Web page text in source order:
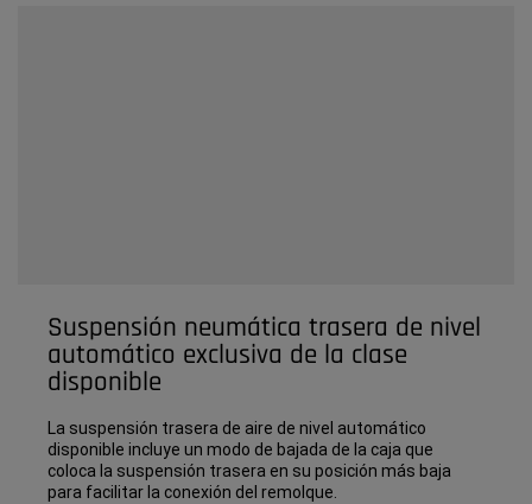
Suspensión neumática trasera de nivel
automático exclusiva de la clase
disponible
La suspensión trasera de aire de nivel automático
disponible incluye un modo de bajada de la caja que
coloca la suspensión trasera en su posición más baja
para facilitar la conexión del remolque.